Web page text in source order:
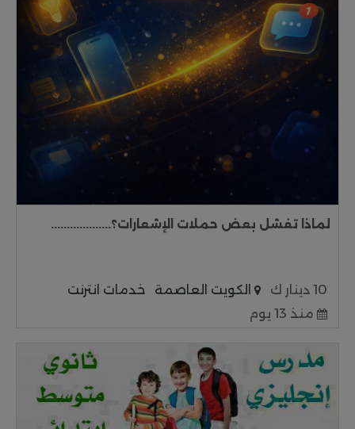
لماذا تفشل بعض حملات الإشعارات؟...................
10 دينار ك الكويت العاصمة
خدمات انترنت
منذ 13 يوم